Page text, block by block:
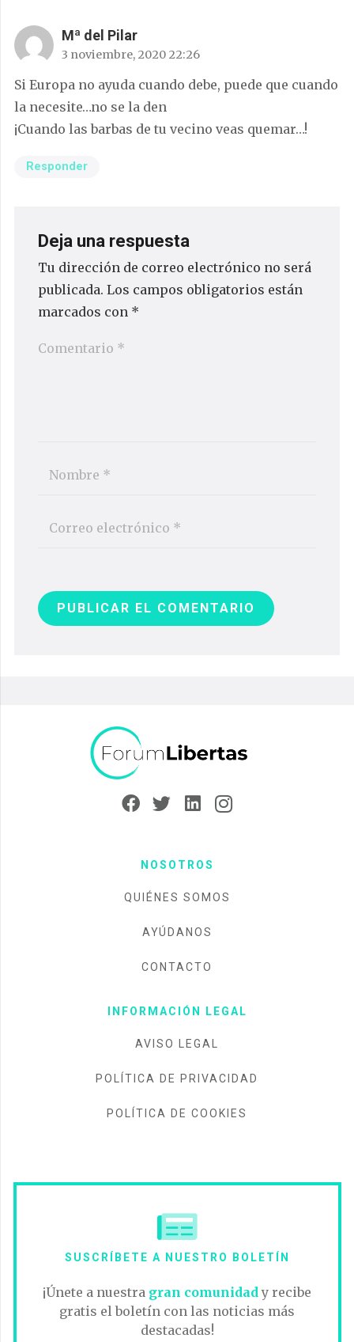
Mª del Pilar
3 noviembre, 2020 22:26
Si Europa no ayuda cuando debe, puede que cuando
la necesite…no se la den
¡Cuando las barbas de tu vecino veas quemar…!
Responder
Deja una respuesta
Tu dirección de correo electrónico no será
publicada. Los campos obligatorios están
marcados con *
PUBLICAR EL COMENTARIO
NOSOTROS
QUIÉNES SOMOS
AYÚDANOS
CONTACTO
INFORMACIÓN LEGAL
AVISO LEGAL
POLÍTICA DE PRIVACIDAD
POLÍTICA DE COOKIES
SUSCRÍBETE A NUESTRO BOLETÍN
¡Únete a nuestra gran comunidady recibe
gratis el boletín con las noticias más
destacadas!